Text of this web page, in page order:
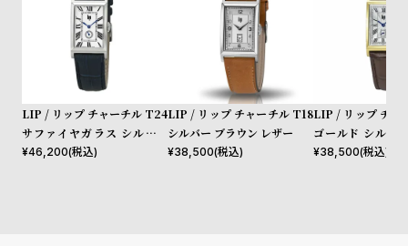
ド
時
刻
LIP / リップ チャーチル T24
サファイヤガラス シルバー
レザー
¥46,200(税込)
LIP / リップ チャーチル T18
シルバー ブラウン レザー
¥38,500(税込)
LIP / リップ チャ
ゴールド シルバ
レザー クロコダイ
¥38,500(税込)